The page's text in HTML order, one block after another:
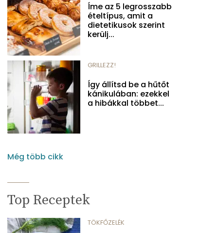
Íme az 5 legrosszabb
ételtípus, amit a
dietetikusok szerint
kerülj...
GRILLEZZ!
Így állítsd be a hűtőt
kánikulában: ezekkel
a hibákkal többet...
Még több cikk
Top Receptek
TÖKFŐZELÉK